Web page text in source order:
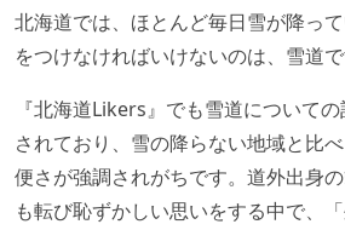
北海道では、ほとんど毎日雪が降っ
をつけなければいけないのは、雪道で
『北海道Likers』でも雪道について
されており、雪の降らない地域と比
便さが強調されがちです。道外出身
も転び恥ずかしい思いをする中で、